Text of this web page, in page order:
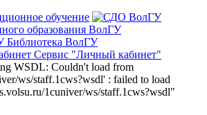
обучение
образования ВолГУ
Библиотека ВолГУ
Сервис "Личный кабинет"
WSDL: Couldn't load from
ws/staff.1cws?wsdl' : failed to load
1cuniver/ws/staff.1cws?wsdl"